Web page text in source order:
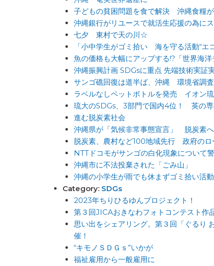
子どもの貧困問題を食で解決 沖縄食糧
沖縄銀行がリユースで就活生応援の為に
七夕 東村で天の川☆
「小中学生がゴミ拾い 海を守る活動“エコ
魚の価格も大幅にアップする!?「世界海
沖縄振興計画 SDGsに重点 先端技術実証
サンゴ礁回復は道半ば、沖縄 環境省調
ラベルなしペットボトルを発売 イオン
琉大のSDGs、3部門で国内4位！ 英の専
進む脱炭素社会
沖縄県が「気候非常事態宣言」 脱炭素
脱炭素、農村など100地域先行 政府のロ
NTTドコモがサンゴの白化現象について
沖縄市に不法投棄された「ごみ山」
沖縄の小学生が雨でも休まずゴミ拾い活動
Category: SDGs
2023年ちりひるゆんプロジェクト！
第３回JICAおきなわフォトコンテスト作
思い出をシェアリング。第３回「ぐる
催！
“キモノＳＤＧｓ”いかが
福祉雇用から一般雇用に